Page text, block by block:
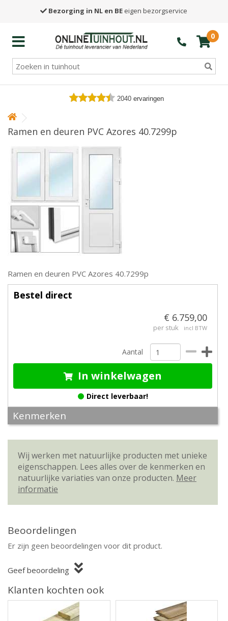
Bezorging in NL en BE eigen bezorgservice
0
2040 ervaringen
Ramen en deuren PVC Azores 40.7299p
Ramen en deuren PVC Azores 40.7299p
Bestel direct
€ 6.759,00
per stuk incl BTW
Aantal
In winkelwagen
Direct leverbaar!
Kenmerken
Wij werken met natuurlijke producten met unieke
eigenschappen. Lees alles over de kenmerken en
natuurlijke variaties van onze producten. Meer
informatie
Beoordelingen
Er zijn geen beoordelingen voor dit product.
Geef beoordeling
Klanten kochten ook